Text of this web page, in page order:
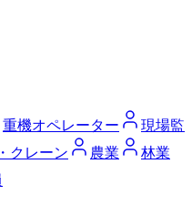
重機オペレーター
現場監
クレーン 農業
林業